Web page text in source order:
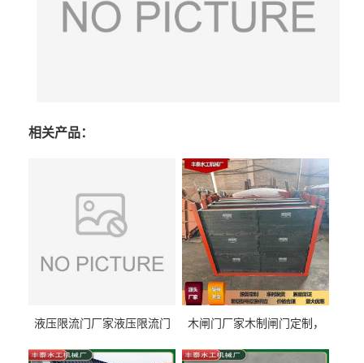
相关产品：
液压限流门厂家液压限流门
木闸门厂家木制闸门定制，